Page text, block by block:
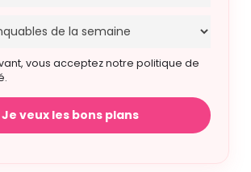
vous acceptez notre politique de